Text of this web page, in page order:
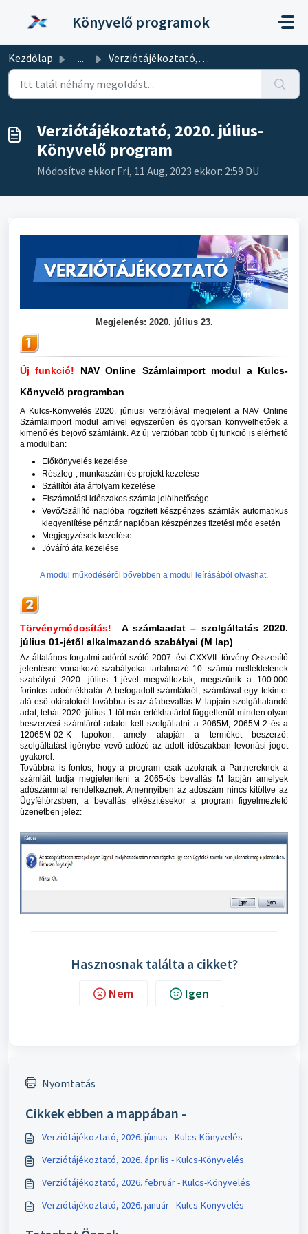
Könyvelő programok
Kezdőlap ... Verziótájékoztató, 2020. július- Könyvelő program
Verziótájékoztató, 2020. július-
Könyvelő program
Módosítva ekkor Fri, 11 Aug, 2023 ekkor: 2:59 DU
Megjelenés: 2020. július 23.
Új funkció!
NAV Online Számlaimport modul a Kulcs-
Könyvelő programban
A Kulcs-Könyvelés 2020. júniusi verziójával megjelent a NAV Online
Számlaimport modul amivel egyszerűen és gyorsan könyvelhetőek a
kimenő és bejövő számláink. Az új verzióban több új funkció is elérhető
a modulban:
Előkönyvelés kezelése
Részleg-, munkaszám és projekt kezelése
Szállítói áfa árfolyam kezelése
Elszámolási időszakos számla jelölhetősége
Vevő/Szállító naplóba rögzített készpénzes számlák automatikus
kiegyenlítése pénztár naplóban készpénzes fizetési mód esetén
Megjegyzések kezelése
Jóváíró áfa kezelése
A modul működéséről bővebben a modul leírásából olvashat.
Törvénymódosítás! A számlaadat – szolgáltatás 2020.
július 01-jétől alkalmazandó szabályai (M lap)
Az általános forgalmi adóról szóló 2007. évi CXXVII. törvény Összesítő
jelentésre vonatkozó szabályokat tartalmazó 10. számú mellékletének
szabályai 2020. július 1-jével megváltoztak, megszűnik a 100.000
forintos adóértékhatár. A befogadott számlákról, számlával egy tekintet
alá eső okiratokról továbbra is az áfabevallás M lapjain szolgáltatandó
adat, tehát 2020. július 1-től már értékhatártól függetlenül minden olyan
beszerzési számláról adatot kell szolgáltatni a 2065M, 2065M-2 és a
12065M-02-K lapokon, amely alapján a terméket beszerző,
szolgáltatást igénybe vevő adózó az adott időszakban levonási jogot
gyakorol.
Továbbra is fontos, hogy a program csak azoknak a Partnereknek a
számláit tudja megjeleníteni a 2065-ös bevallás M lapján amelyek
adószámmal rendelkeznek. Amennyiben az adószám nincs kitöltve az
Ügyféltörzsben, a bevallás elkészítésekor a program figyelmeztető
üzenetben jelez:
Hasznosnak találta a cikket?
Nem Igen
Nyomtatás
Cikkek ebben a mappában -
Verziótájékoztató, 2026. június - Kulcs-Könyvelés
Verziótájékoztató, 2026. április - Kulcs-Könyvelés
Verziótájékoztató, 2026. február - Kulcs-Könyvelés
Verziótájékoztató, 2026. január - Kulcs-Könyvelés